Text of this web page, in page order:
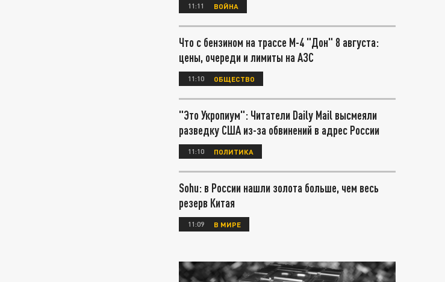
11:11 ВОЙНА
Что с бензином на трассе М-4 "Дон" 8 августа:
цены, очереди и лимиты на АЗС
11:10 ОБЩЕСТВО
"Это Укропиум": Читатели Daily Mail высмеяли
разведку США из-за обвинений в адрес России
11:10 ПОЛИТИКА
Sohu: в России нашли золота больше, чем весь
резерв Китая
11:09 В МИРЕ